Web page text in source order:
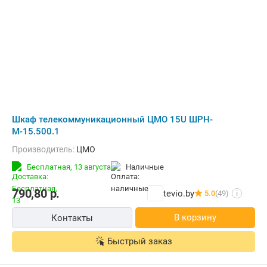
Шкаф телекоммуникационный ЦМО 15U ШРН-
М-15.500.1
Производитель: ЦМО
Бесплатная, 13 августа наличные
790,80р. tevio.by 5.0(49) i
Контакты В корзину
Быстрый заказ